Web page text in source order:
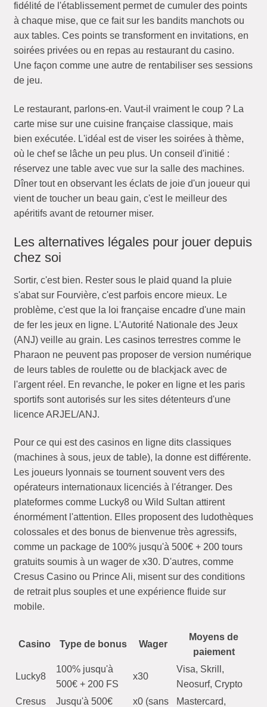
fidélité de l'établissement permet de cumuler des points
à chaque mise, que ce fait sur les bandits manchots ou
aux tables. Ces points se transforment en invitations, en
soirées privées ou en repas au restaurant du casino.
Une façon comme une autre de rentabiliser ses sessions
de jeu.
Le restaurant, parlons-en. Vaut-il vraiment le coup ? La
carte mise sur une cuisine française classique, mais
bien exécutée. L'idéal est de viser les soirées à thème,
où le chef se lâche un peu plus. Un conseil d'initié :
réservez une table avec vue sur la salle des machines.
Dîner tout en observant les éclats de joie d'un joueur qui
vient de toucher un beau gain, c'est le meilleur des
apéritifs avant de retourner miser.
Les alternatives légales pour jouer depuis
chez soi
Sortir, c'est bien. Rester sous le plaid quand la pluie
s'abat sur Fourvière, c'est parfois encore mieux. Le
problème, c'est que la loi française encadre d'une main
de fer les jeux en ligne. L'Autorité Nationale des Jeux
(ANJ) veille au grain. Les casinos terrestres comme le
Pharaon ne peuvent pas proposer de version numérique
de leurs tables de roulette ou de blackjack avec de
l'argent réel. En revanche, le poker en ligne et les paris
sportifs sont autorisés sur les sites détenteurs d'une
licence ARJEL/ANJ.
Pour ce qui est des casinos en ligne dits classiques
(machines à sous, jeux de table), la donne est différente.
Les joueurs lyonnais se tournent souvent vers des
opérateurs internationaux licenciés à l'étranger. Des
plateformes comme Lucky8 ou Wild Sultan attirent
énormément l'attention. Elles proposent des ludothèques
colossales et des bonus de bienvenue très agressifs,
comme un package de 100% jusqu'à 500€ + 200 tours
gratuits soumis à un wager de x30. D'autres, comme
Cresus Casino ou Prince Ali, misent sur des conditions
de retrait plus souples et une expérience fluide sur
mobile.
Casino Type de bonus Wager
Moyens de
paiement
Lucky8
100% jusqu'à
500€ + 200 FS
x30
Visa, Skrill,
Neosurf, Crypto
Cresus
Jusqu'à 500€ x0 (sans Mastercard,